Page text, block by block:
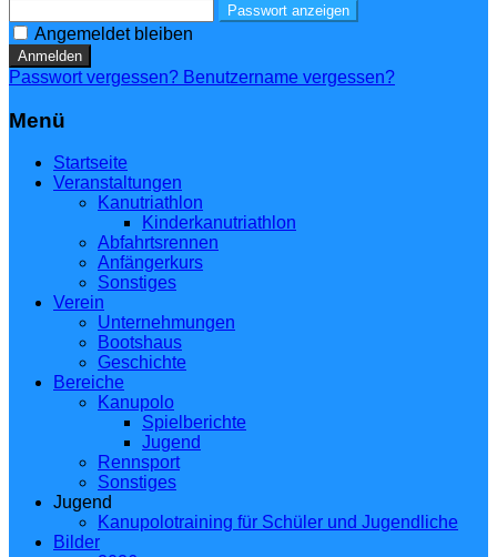
Passwort anzeigen
Angemeldet bleiben
Anmelden
Passwort vergessen? Benutzername vergessen?
Menü
Startseite
Veranstaltungen
Kanutriathlon
Kinderkanutriathlon
Abfahrtsrennen
Anfängerkurs
Sonstiges
Verein
Unternehmungen
Bootshaus
Geschichte
Bereiche
Kanupolo
Spielberichte
Jugend
Rennsport
Sonstiges
Jugend
Kanupolotraining für Schüler und Jugendliche
Bilder